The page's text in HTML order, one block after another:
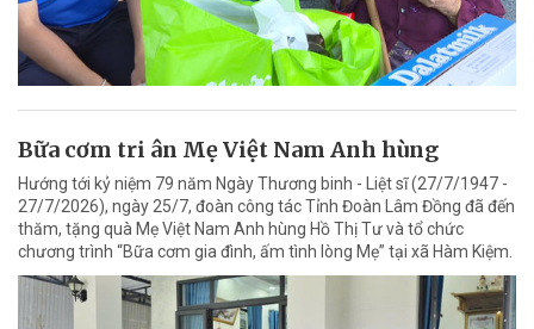
Bữa cơm tri ân Mẹ Việt Nam Anh hùng
Hướng tới kỷ niệm 79 năm Ngày Thương binh - Liệt sĩ (27/7/1947 -
27/7/2026), ngày 25/7, đoàn công tác Tỉnh Đoàn Lâm Đồng đã đến
thăm, tặng quà Mẹ Việt Nam Anh hùng Hồ Thị Tư và tổ chức
chương trình “Bữa cơm gia đình, ấm tình lòng Mẹ” tại xã Hàm Kiệm.